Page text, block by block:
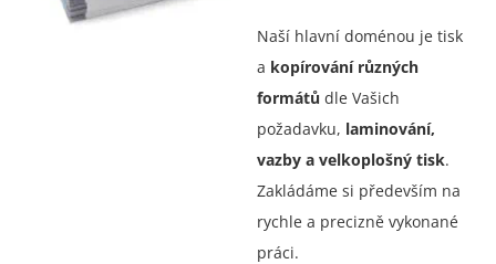
Naší hlavní doménou je tisk
a kopírování různých
formátů dle Vašich
požadavku, laminování,
vazby a velkoplošný tisk.
Zakládáme si především na
rychle a precizně vykonané
práci.